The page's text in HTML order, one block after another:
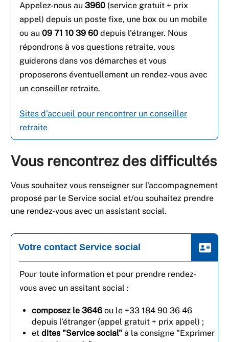
Appelez-nous au 3960 (service gratuit + prix
appel) depuis un poste fixe, une box ou un mobile
ou au 09 71 10 39 60 depuis l'étranger. Nous
répondrons à vos questions retraite, vous
guiderons dans vos démarches et vous
proposerons éventuellement un rendez-vous avec
un conseiller retraite.
Sites d'accueil pour rencontrer un conseiller
retraite
Vous rencontrez des difficultés
Vous souhaitez vous renseigner sur l'accompagnement
proposé par le Service social et/ou souhaitez prendre
une rendez-vous avec un assistant social.
Votre contact Service social
Pour toute information et pour prendre rendez-
vous avec un assitant social :
composez le 3646 ou le +33 184 90 36 46
depuis l’étranger (appel gratuit + prix appel) ;
et dites "Service social" à la consigne "Exprimer